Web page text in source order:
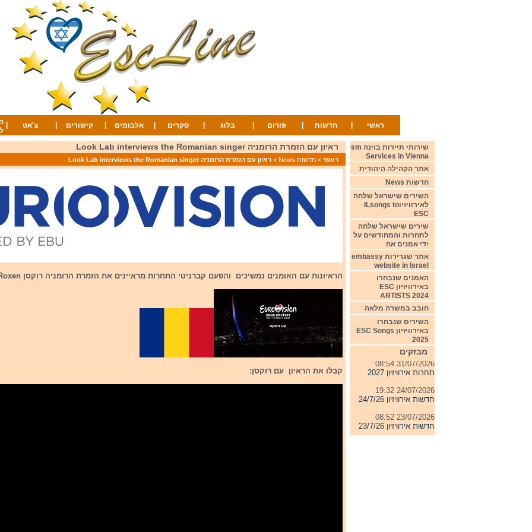
ראשי חדשות פורום בלוג סקרים אלבומים קישורים צ'אט
ראיון עם הזמרת הרומניה Look Lab interviews the Romanian singer
ראשי > חדשות News > ראיון עם הזמרת הרומניה Look Lab interviews the Romanian singer
הראיונות עם האומנים נמשיכים והפעם קברניטי התחרות מראיינים את הזמרת הרומניה רוקסן Roxen.
קבלו את הראיון עם רוקסן:
שירותי תיירות בוינה sm
Services in Vienna
אתר הקהילה היהודית
חדשות News
השירים שישראל שלחה
לאירוויזיוILsongs to
ESC
שירים שישראל שלחה
לתחרות והמחודשים על
ידי אמנים אח
אתר שגרירות embassy
website in Israel
האמנים שנבחרו
באירוויזיון ESC
ARTISTS 2024
חובב במשרה מלאה
השירים שנבחרו
באירוויזיון ESC Songs
2025
מבזקים
04/08/2026 11:06
חדשות אירוויזיון 4/8/26
31/07/2026 08:54
תחרות אירוויזיון 2027
24/07/2026 19:32
חדשות אירוויזיון 24/7/26
23/07/2026 08:52
חדשות אירוויזיון 23/7/26